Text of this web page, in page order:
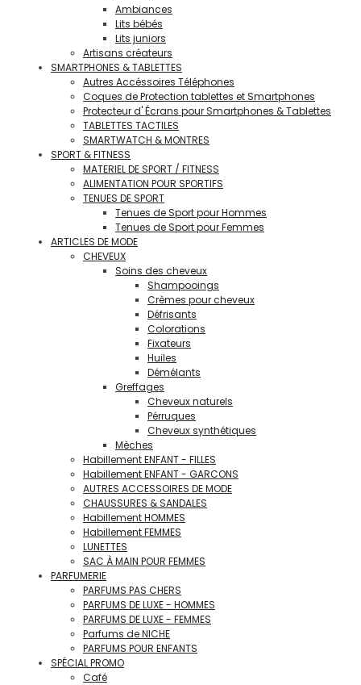
Ambiances
Lits bébés
Lits juniors
Artisans créateurs
SMARTPHONES & TABLETTES
Autres Accéssoires Téléphones
Coques de Protection tablettes et Smartphones
Protecteur d' Écrans pour Smartphones & Tablettes
TABLETTES TACTILES
SMARTWATCH & MONTRES
SPORT & FITNESS
MATERIEL DE SPORT / FITNESS
ALIMENTATION POUR SPORTIFS
TENUES DE SPORT
Tenues de Sport pour Hommes
Tenues de Sport pour Femmes
ARTICLES DE MODE
CHEVEUX
Soins des cheveux
Shampooings
Crèmes pour cheveux
Défrisants
Colorations
Fixateurs
Huiles
Démélants
Greffages
Cheveux naturels
Pérruques
Cheveux synthétiques
Mèches
Habillement ENFANT - FILLES
Habillement ENFANT - GARCONS
AUTRES ACCESSOIRES DE MODE
CHAUSSURES & SANDALES
Habillement HOMMES
Habillement FEMMES
LUNETTES
SAC À MAIN POUR FEMMES
PARFUMERIE
PARFUMS PAS CHERS
PARFUMS DE LUXE - HOMMES
PARFUMS DE LUXE - FEMMES
Parfums de NICHE
PARFUMS POUR ENFANTS
SPÉCIAL PROMO
Café